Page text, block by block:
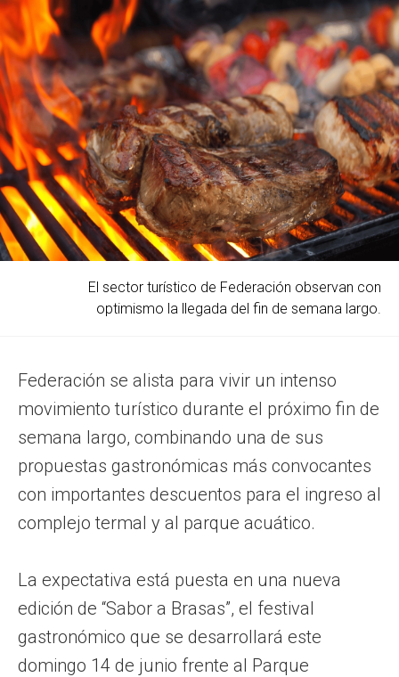
El sector turístico de Federación observan con
optimismo la llegada del fin de semana largo.
Federación se alista para vivir un intenso
movimiento turístico durante el próximo fin de
semana largo, combinando una de sus
propuestas gastronómicas más convocantes
con importantes descuentos para el ingreso al
complejo termal y al parque acuático.
La expectativa está puesta en una nueva
edición de “Sabor a Brasas”, el festival
gastronómico que se desarrollará este
domingo 14 de junio frente al Parque